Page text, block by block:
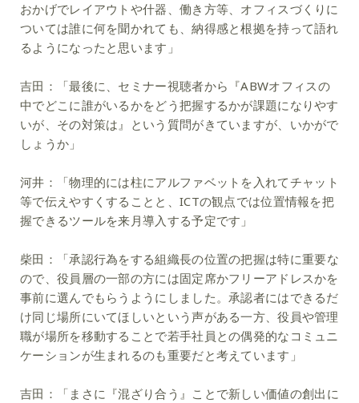
おかげでレイアウトや什器、働き方等、オフィスづくりに
ついては誰に何を聞かれても、納得感と根拠を持って語れ
るようになったと思います」
吉田：
「最後に、セミナー視聴者から『ABWオフィスの
中でどこに誰がいるかをどう把握するかが課題になりやす
いが、その対策は』という質問がきていますが、いかがで
しょうか」
河井：
「物理的には柱にアルファベットを入れてチャット
等で伝えやすくすることと、ICTの観点では位置情報を把
握できるツールを来月導入する予定です」
柴田：
「承認行為をする組織長の位置の把握は特に重要な
ので、役員層の一部の方には固定席かフリーアドレスかを
事前に選んでもらうようにしました。承認者にはできるだ
け同じ場所にいてほしいという声がある一方、役員や管理
職が場所を移動することで若手社員との偶発的なコミュニ
ケーションが生まれるのも重要だと考えています」
吉田：
「まさに『混ざり合う』ことで新しい価値の創出に